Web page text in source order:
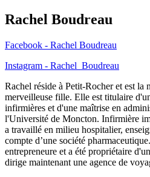
Rachel Boudreau
Facebook - Rachel Boudreau
Instagram - Rachel_Boudreau
Rachel réside à Petit-Rocher et est la
merveilleuse fille. Elle est titulaire
infirmières et d'une maîtrise en
l'Université de Moncton. Infirmière
a travaillé en milieu hospitalier,
compte d’une société
entrepreneure et a été propriétaire
dirige maintenant une agence de